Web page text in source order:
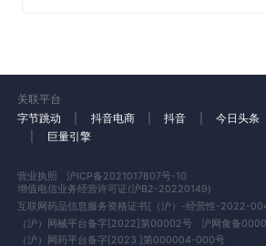
关联平台
字节跳动
抖音电商 抖音 今日头条
巨量引擎
营业执照
沪ICP备2021017807号-10
增值电信业务经营许可证(沪B2-20220149)
互联网药品信息服务资格证书[（沪）-经营性-2022-
（沪）网械平台备字[2022]第00002号
沪网食备
（沪）网药平台备字[2023 ]第000004-000号